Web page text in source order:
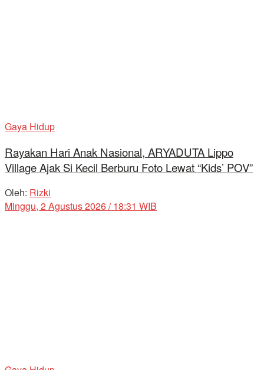
Gaya Hidup
Rayakan Hari Anak Nasional, ARYADUTA Lippo
Village Ajak Si Kecil Berburu Foto Lewat “Kids’ POV”
Oleh: Rizki
Minggu, 2 Agustus 2026 / 18:31 WIB